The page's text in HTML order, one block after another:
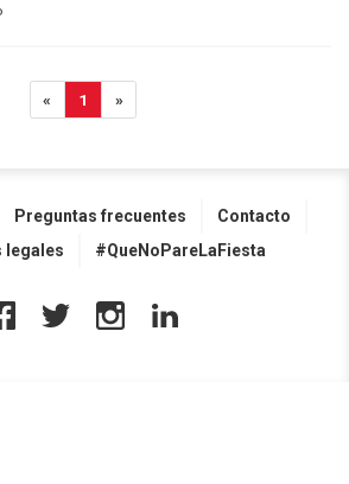
« 1 »
Preguntas frecuentes
Contacto
legales
#QueNoPareLaFiesta